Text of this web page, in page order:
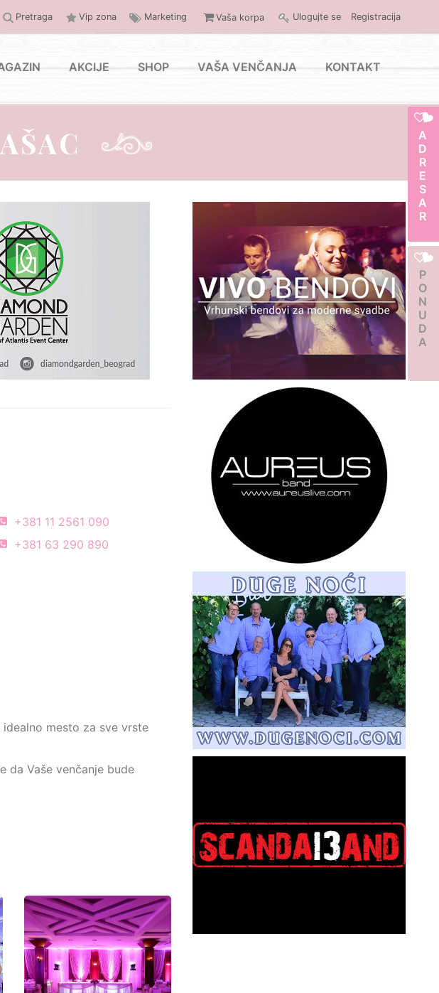
Pretraga Vip zona Marketing Vaša korpa Ulogujte se Registracija
AKCIJE SHOP VAŠA VENČANJA KONTAKT
ADRESAR
PONUDA
+381 11 2561 090
+381 63 290 890
mesto za sve vrste
da Vaše venčanje bude